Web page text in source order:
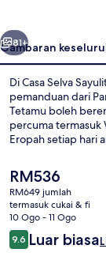
Seterusnya
81+
Gambaran
Di Casa Selva
pemanduan dari
Tetamu boleh
percuma termasuk
Eropah setiap hari
Harga
semasa
ialah
RM536
RM536
RM649 jumlah
termasuk cukai & fi
10 Ogo - 11 Ogo
Ulasan
9.69.6 daripada 10
Luar biasa